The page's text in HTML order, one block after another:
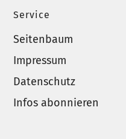
Service
Seitenbaum
Impressum
Datenschutz
Infos abonnieren